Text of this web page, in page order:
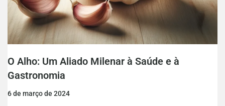
O Alho: Um Aliado Milenar à Saúde e à
Gastronomia
6 de março de 2024